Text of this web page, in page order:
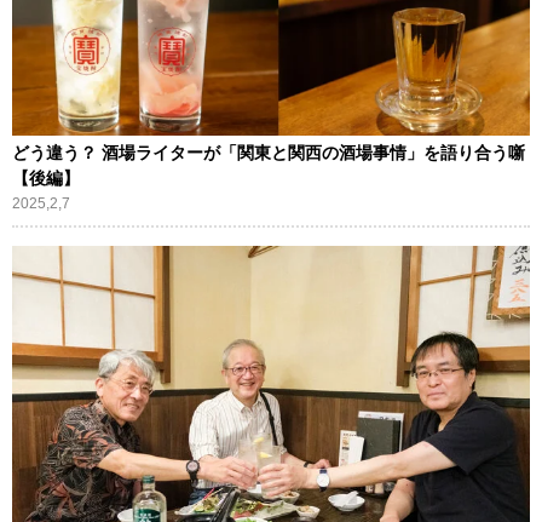
どう違う？ 酒場ライターが「関東と関西の酒場事情」を語り合う噺
【後編】
2025,2,7